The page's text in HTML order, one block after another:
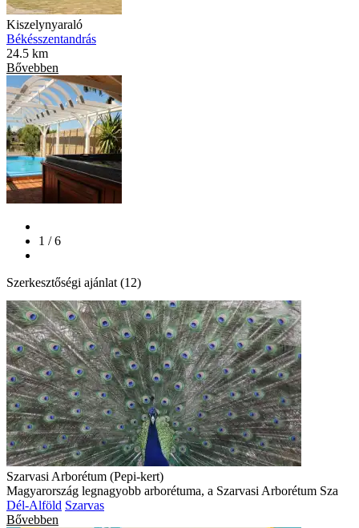
Kiszelynyaraló
Békésszentandrás
24.5 km
Bővebben
1 / 6
Szerkesztőségi ajánlat (12)
Szarvasi Arborétum (Pepi-kert)
Magyarország legnagyobb arborétuma, a Szarvasi Arborétum Sza
Dél-Alföld Szarvas
Bővebben